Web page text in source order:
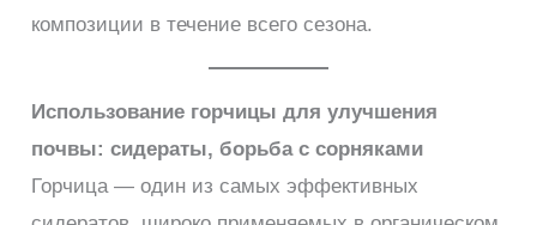
композиции в течение всего сезона.
Использование горчицы для улучшения
почвы: сидераты, борьба с сорняками
Горчица — один из самых эффективных